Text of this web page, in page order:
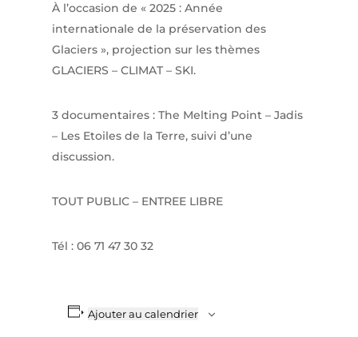
À l’occasion de « 2025 : Année
internationale de la préservation des
Glaciers », projection sur les thèmes
GLACIERS – CLIMAT – SKI.
3 documentaires : The Melting Point – Jadis
– Les Etoiles de la Terre, suivi d’une
discussion.
TOUT PUBLIC – ENTREE LIBRE
Tél : 06 71 47 30 32
Ajouter au calendrier